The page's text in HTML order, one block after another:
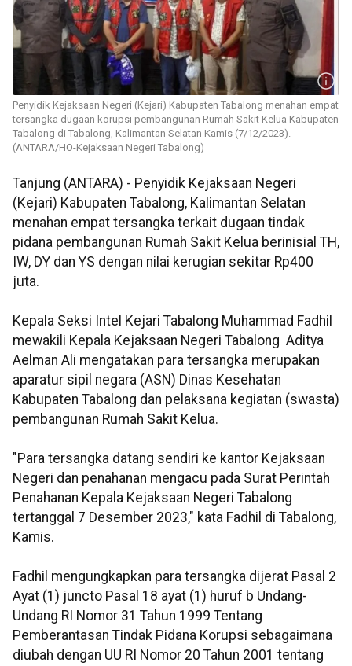
Penyidik Kejaksaan Negeri (Kejari) Kabupaten Tabalong menahan empat
tersangka dugaan korupsi pembangunan Rumah Sakit Kelua Kabupaten
Tabalong di Tabalong, Kalimantan Selatan Kamis (7/12/2023).
(ANTARA/HO-Kejaksaan Negeri Tabalong)
Tanjung (ANTARA) - Penyidik Kejaksaan Negeri
(Kejari) Kabupaten Tabalong, Kalimantan Selatan
menahan empat tersangka terkait dugaan tindak
pidana pembangunan Rumah Sakit Kelua berinisial TH,
IW, DY dan YS dengan nilai kerugian sekitar Rp400
juta.
Kepala Seksi Intel Kejari Tabalong Muhammad Fadhil
mewakili Kepala Kejaksaan Negeri Tabalong Aditya
Aelman Ali mengatakan para tersangka merupakan
aparatur sipil negara (ASN) Dinas Kesehatan
Kabupaten Tabalong dan pelaksana kegiatan (swasta)
pembangunan Rumah Sakit Kelua.
"Para tersangka datang sendiri ke kantor Kejaksaan
Negeri dan penahanan mengacu pada Surat Perintah
Penahanan Kepala Kejaksaan Negeri Tabalong
tertanggal 7 Desember 2023," kata Fadhil di Tabalong,
Kamis.
Fadhil mengungkapkan para tersangka dijerat Pasal 2
Ayat (1) juncto Pasal 18 ayat (1) huruf b Undang-
Undang RI Nomor 31 Tahun 1999 Tentang
Pemberantasan Tindak Pidana Korupsi sebagaimana
diubah dengan UU RI Nomor 20 Tahun 2001 tentang